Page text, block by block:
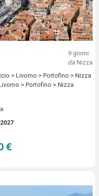
9 giorni
da Nizza
> Livorno > Portofino > Nizza
> Portofino > Nizza
€